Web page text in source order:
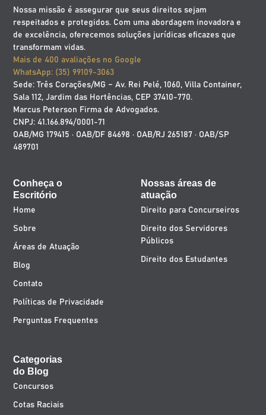
Nossa missão é assegurar que seus direitos sejam
respeitados e protegidos. Com uma abordagem inovadora e
de excelência, oferecemos soluções jurídicas eficazes que
transformam vidas.
Mais de 400 avaliações no Google
WhatsApp: (35) 99109-3063
Sede: Três Corações/MG – Av. Rei Pelé, 1060, Villa Container,
Sala 112, Jardim das Hortências, CEP 37410-770.
Marcus Peterson Firma de Advogados.
CNPJ: 41.166.894/0001-71
OAB/MG 179415 · OAB/DF 84698 · OAB/RJ 265187 · OAB/SP
489701
Conheça o
Escritório
Home
Sobre
Áreas de Atuação
Blog
Contato
Políticas de Privacidade
Perguntas Frequentes
Nossas áreas de
atuação
Direito para Concurseiros
Direito dos Servidores
Públicos
Direito dos Estudantes
Categorias
do Blog
Concursos
Cotas Raciais